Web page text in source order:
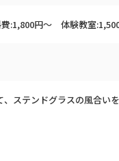
:1,800円～ 体験教室
ステンドグラスの風合い